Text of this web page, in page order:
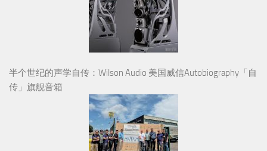
半个世纪的声学自传：Wilson Audio 美国威信Autobiography「自
传」旗舰音箱